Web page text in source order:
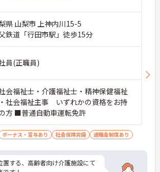
県 山梨市 上神内川15-5
鉄道「行田市駅」徒歩15分
員(正職員)
会福祉士・介護福祉士・精神保健福祉
社会福祉主事 いずれかの資格をお持
方 ■普通自動車運転免許
ボーナス・賞与あり 社会保険完備 退職金制度あり
置する、高齢者向け介護施設にて